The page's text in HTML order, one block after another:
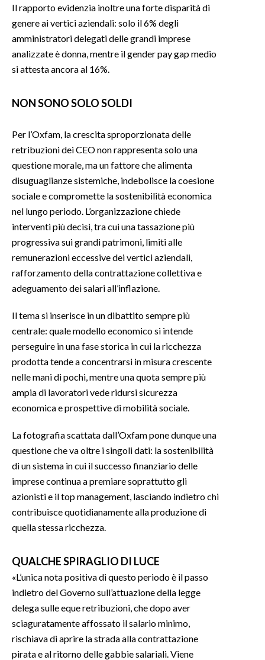
Il rapporto evidenzia inoltre una forte disparità di
genere ai vertici aziendali: solo il 6% degli
amministratori delegati delle grandi imprese
analizzate è donna, mentre il gender pay gap medio
si attesta ancora al 16%.
NON SONO SOLO SOLDI
Per l’Oxfam, la crescita sproporzionata delle
retribuzioni dei CEO non rappresenta solo una
questione morale, ma un fattore che alimenta
disuguaglianze sistemiche, indebolisce la coesione
sociale e compromette la sostenibilità economica
nel lungo periodo. L’organizzazione chiede
interventi più decisi, tra cui una tassazione più
progressiva sui grandi patrimoni, limiti alle
remunerazioni eccessive dei vertici aziendali,
rafforzamento della contrattazione collettiva e
adeguamento dei salari all’inflazione.
Il tema si inserisce in un dibattito sempre più
centrale: quale modello economico si intende
perseguire in una fase storica in cui la ricchezza
prodotta tende a concentrarsi in misura crescente
nelle mani di pochi, mentre una quota sempre più
ampia di lavoratori vede ridursi sicurezza
economica e prospettive di mobilità sociale.
La fotografia scattata dall’Oxfam pone dunque una
questione che va oltre i singoli dati: la sostenibilità
di un sistema in cui il successo finanziario delle
imprese continua a premiare soprattutto gli
azionisti e il top management, lasciando indietro chi
contribuisce quotidianamente alla produzione di
quella stessa ricchezza.
QUALCHE SPIRAGLIO DI LUCE
«L’unica nota positiva di questo periodo è il passo
indietro del Governo sull’attuazione della legge
delega sulle eque retribuzioni, che dopo aver
sciaguratamente affossato il salario minimo,
rischiava di aprire la strada alla contrattazione
pirata e al ritorno delle gabbie salariali. Viene